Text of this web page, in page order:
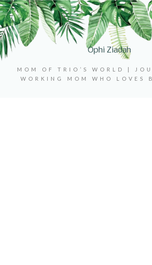
Ophi Ziadah
MOM OF TRIO’S WORLD |
WORKING MOM WHO LOVES